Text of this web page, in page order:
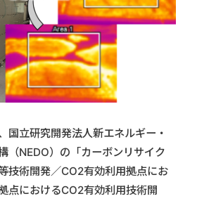
国立研究開発法人新エネルギー・
（NEDO）の「カーボンリサイク
技術開発／CO2有効利用拠点にお
点におけるCO2有効利用技術開